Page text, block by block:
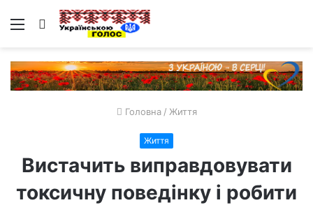
Меню Пошук
Головна / Життя
Життя
Вистачить виправдовувати
токсичну поведінку і робити